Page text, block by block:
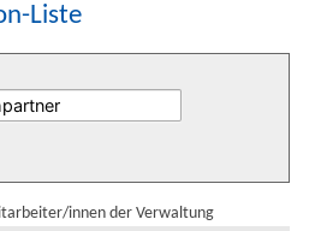
Liste
innen der Verwaltung